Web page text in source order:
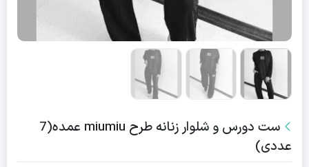
ست دورس و شلوار زنانه طرح miumiu عمده(7
عددی)